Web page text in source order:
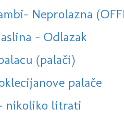
Neprolazna
- Odlazak
(palači)
palače
nikoliko litrati